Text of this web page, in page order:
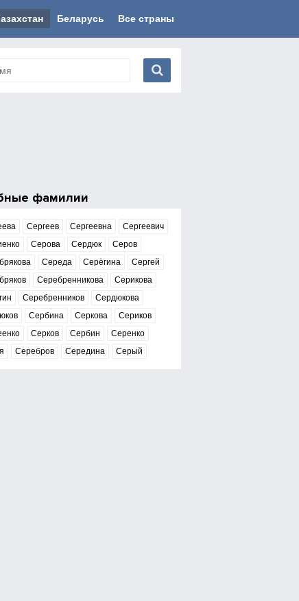
Беларусь Все страны
фамилии
Сергеев Сергеевна
Сергеевич
Серова Сердюк
Серов
Середа Серёгина
Сергей
Серебренникова
Серикова
Серебренников
Сердюкова
Сербина Серкова
Сериков
Серков Сербин
Серенко
Серебров Середина Серый